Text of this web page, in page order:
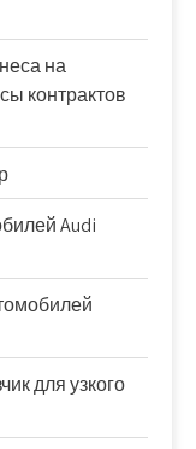
на
контрактов
Audi
для узкого